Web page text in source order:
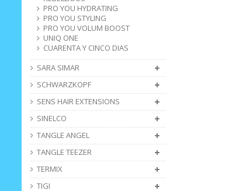
PRO YOU HYDRATING
PRO YOU STYLING
PRO YOU VOLUM BOOST
UNIQ ONE
CUARENTA Y CINCO DIAS
SARA SIMAR
SCHWARZKOPF
SENS HAIR EXTENSIONS
SINELCO
TANGLE ANGEL
TANGLE TEEZER
TERMIX
TIGI